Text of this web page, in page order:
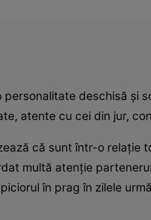
personalitate deschisă și
atente cu cei din jur,
că sunt într-o relație
multă atenție
în prag în zilele